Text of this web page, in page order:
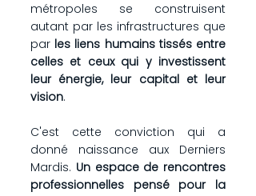
métropoles se construisent
autant par les infrastructures que
par les liens humains tissés entre
celles et ceux qui y investissent
leur énergie, leur capital et leur
vision.
C'est cette conviction qui a
donné naissance aux Derniers
Mardis. Un espace de rencontres
professionnelles pensé pour la